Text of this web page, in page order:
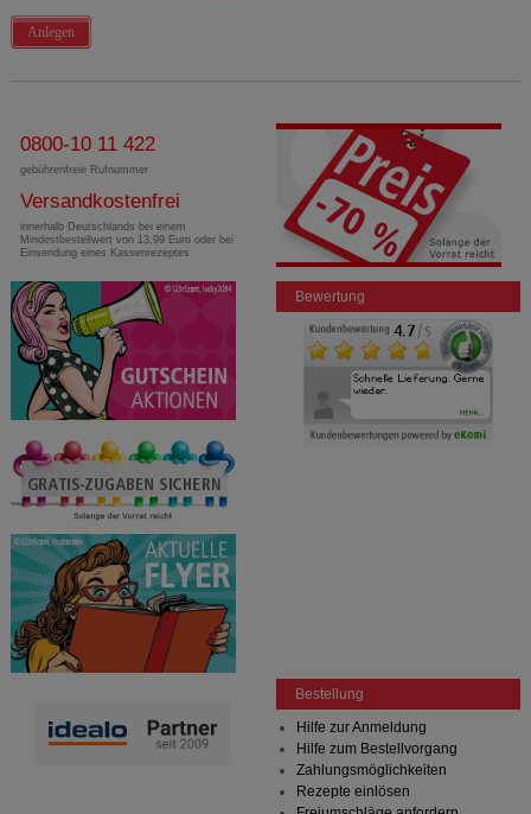
Anlegen
0800-10 11 422
gebührenfreie Rufnummer
Versandkostenfrei
innerhalb Deutschlands bei einem
Mindestbestellwert von 13,99 Euro oder bei
Einsendung eines Kassenrezeptes
Bewertung
Bestellung
Hilfe zur Anmeldung
Hilfe zum Bestellvorgang
Zahlungsmöglichkeiten
Rezepte einlösen